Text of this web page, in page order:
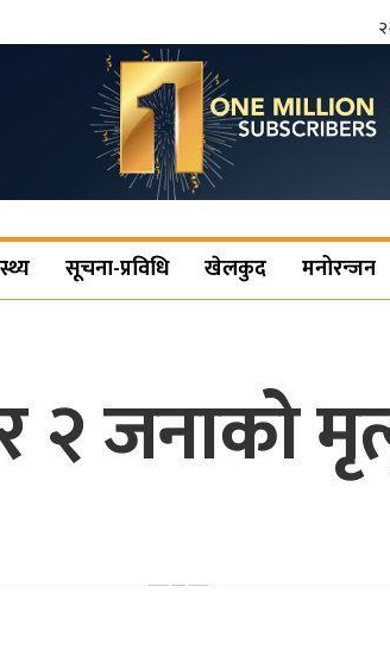
सूचना-प्रविधि खेलकुद मनोरन्जन
२ जनाको